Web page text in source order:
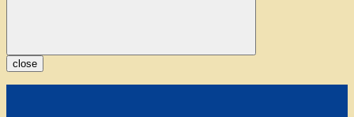
close